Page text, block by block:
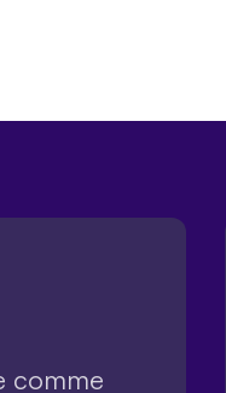
comme